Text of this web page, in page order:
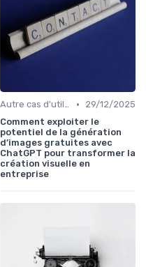
Autre cas d'utilisation •
29/12/2025
Comment exploiter le
potentiel de la génération
d’images gratuites avec
ChatGPT pour transformer la
création visuelle en
entreprise